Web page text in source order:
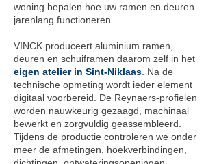
woning bepalen hoe uw ramen en deuren
jarenlang functioneren.
VINCK produceert aluminium ramen,
deuren en schuiframen daarom zelf in het
eigen atelier in Sint-Niklaas . Na de
technische opmeting wordt ieder element
digitaal voorbereid. De Reynaers-profielen
worden nauwkeurig gezaagd, machinaal
bewerkt en zorgvuldig geassembleerd.
Tijdens de productie controleren we onder
meer de afmetingen, hoekverbindingen,